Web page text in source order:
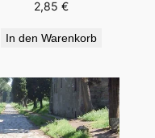
2,85 €
In den Warenkorb